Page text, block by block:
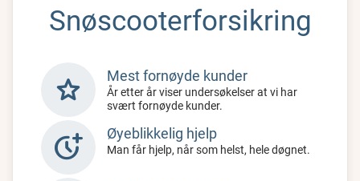
Snøscooterforsikring
star Mest fornøyde kunder
År etter år viser undersøkelser at vi har
svært fornøyde kunder.
more_time Øyeblikkelig hjelp
Man får hjelp, når som helst, hele døgnet.